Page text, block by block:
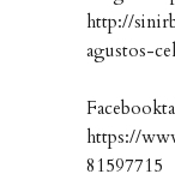
http://
agustos-
https://
81597715